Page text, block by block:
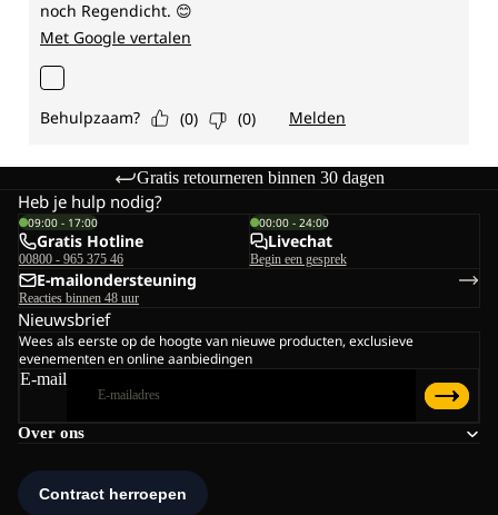
Gratis retourneren binnen 30 dagen
Over ons
Heb je hulp nodig?
09:00 - 17:00
Gratis Hotline
00800 - 965 375 46
00:00 - 24:00
Livechat
Begin een gesprek
E-mailondersteuning
Reacties binnen 48 uur
Nieuwsbrief
Wees als eerste op de hoogte van nieuwe producten, exclusieve
evenementen en online aanbiedingen
E-mail